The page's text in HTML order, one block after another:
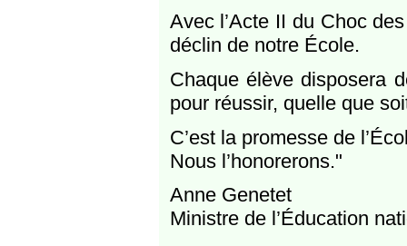
Avec l’Acte II du Choc
déclin de notre École.
Chaque élève disposera
pour réussir, quelle que
C’est la promesse de
Nous l’honorerons."
​Anne Genetet
Ministre de l’Éducation